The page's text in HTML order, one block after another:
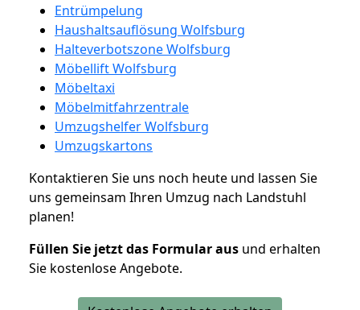
Entrümpelung
Haushaltsauflösung Wolfsburg
Halteverbotszone Wolfsburg
Möbellift Wolfsburg
Möbeltaxi
Möbelmitfahrzentrale
Umzugshelfer Wolfsburg
Umzugskartons
Kontaktieren Sie uns noch heute und lassen Sie
uns gemeinsam Ihren Umzug nach Landstuhl
planen!
Füllen Sie jetzt das Formular aus und erhalten
Sie kostenlose Angebote.